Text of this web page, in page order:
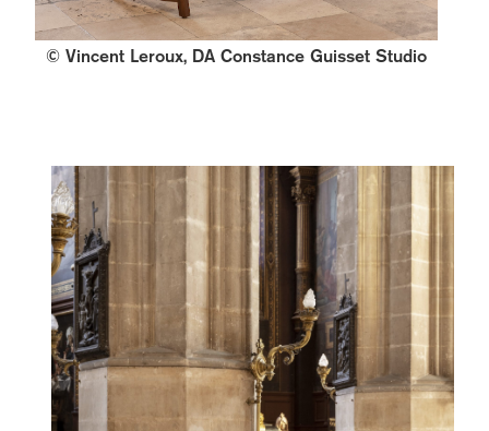
© Vincent Leroux, DA Constance Guisset Studio